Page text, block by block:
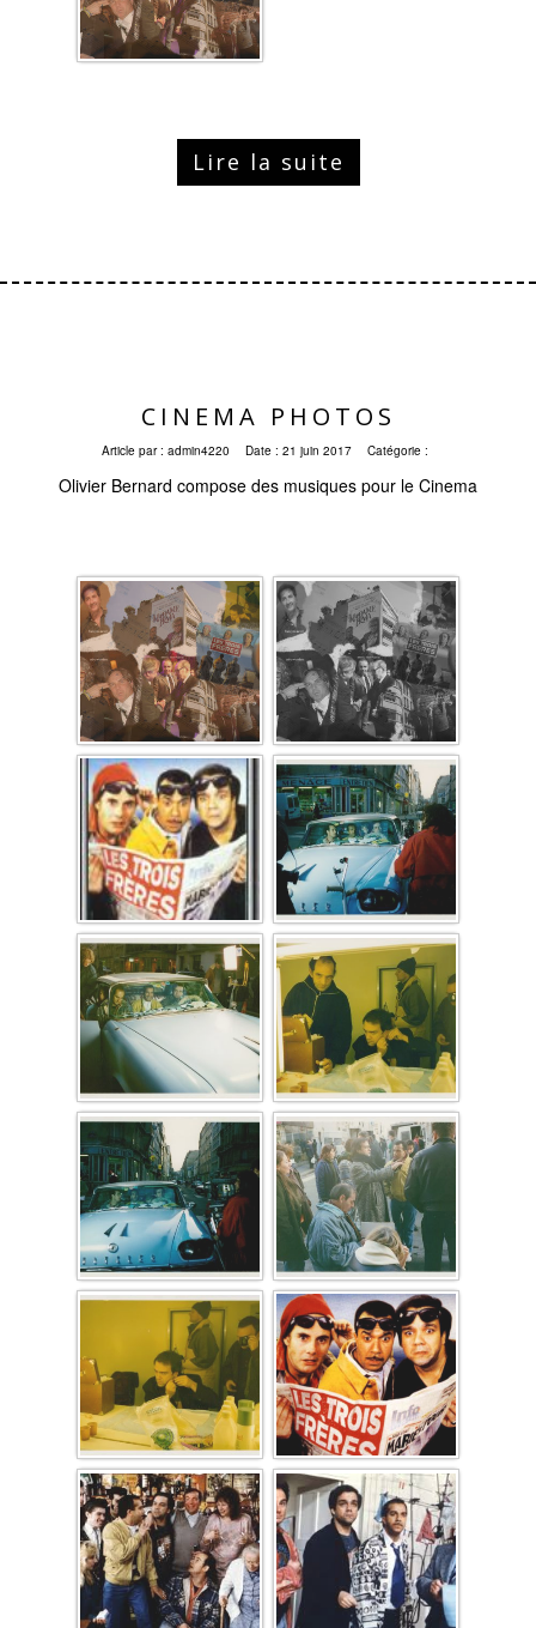
Lire la suite
CINEMA PHOTOS
Article par : admin4220 Date : 21 juin 2017 Catégorie :
Olivier Bernard compose des musiques pour le Cinema